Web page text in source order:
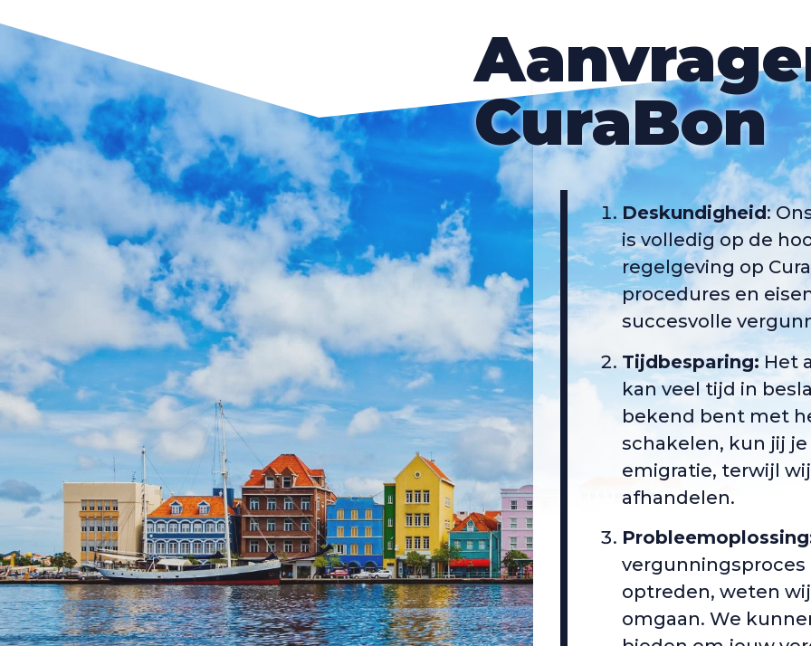
CuraBon
Deskundigheid:
is volledig op de
regelgeving op
procedures en
succesvolle
Tijdbesparing:Het
kan veel tijd in
bekend bent met
schakelen, kun jij
emigratie, terwijl
afhandelen.
optreden, weten
omgaan. We